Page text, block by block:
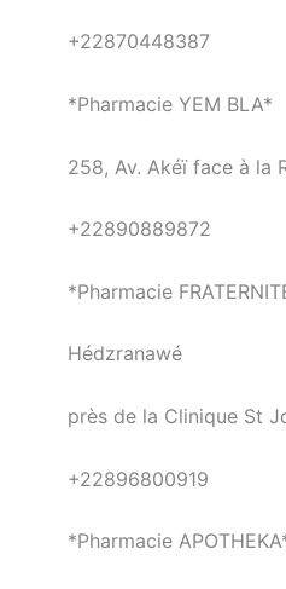
+22870448387
*Pharmacie YEM BLA*
258, Av. Akéï face à la
+22890889872
*Pharmacie
Hédzranawé
près de la Clinique St
+22896800919
*Pharmacie